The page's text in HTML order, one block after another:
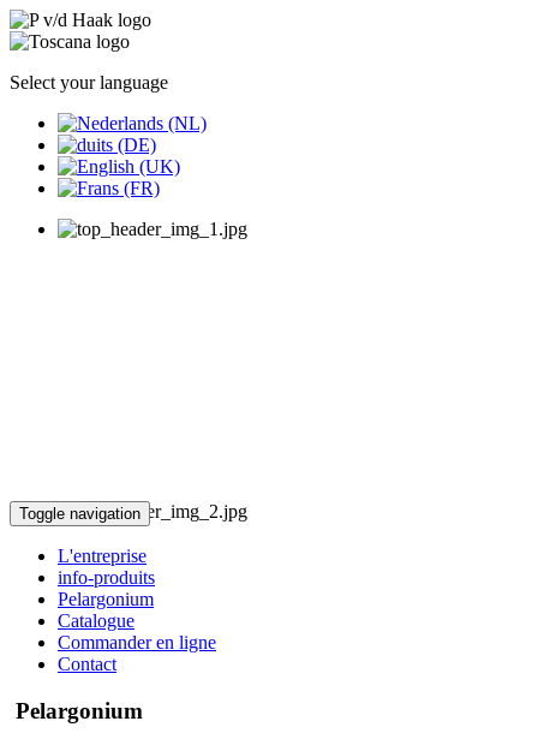
Select your language
Toggle navigation
L'entreprise
info-produits
Pelargonium
Catalogue
Commander en ligne
Contact
Pelargonium